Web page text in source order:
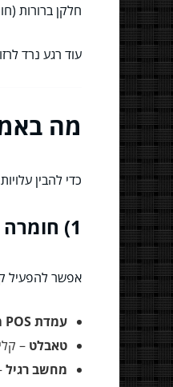
חלקן ברורות
עוד רגע נרד
מה באמת
כדי להבין
1) חומרה – הקופה היא רק ההתחלה
אפשר להפעיל
עמדת POS מלאה
טאבלט –
מחשב רגיל